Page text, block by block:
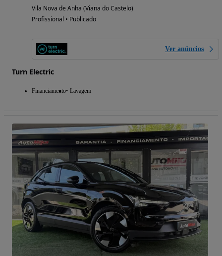
Vila Nova de Anha (Viana do Castelo)
Profissional • Publicado
Ver anúncios
Turn Electric
Financiamento Lavagem